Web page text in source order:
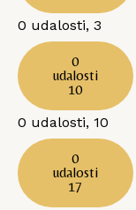
0 udalosti, 3
0
udalosti
10
0 udalosti, 10
0
udalosti
17